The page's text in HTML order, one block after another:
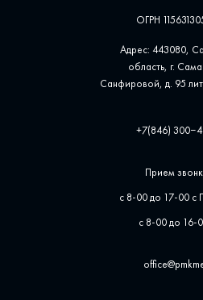
ОГРН
Адрес: 443080,
область, г.
Санфировой, д. 95
+7(846)
Прием
с 8-00 до 17-00 с
с 8-00 до 16-